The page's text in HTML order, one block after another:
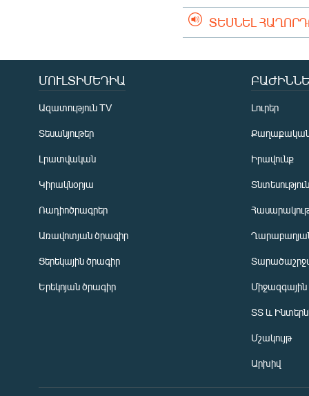
ՏԵՍՆԵԼ
ՄՈՒԼՏԻՄԵԴԻԱ
Ազատություն TV
Տեսանյութեր
Լրատվական
Կիրակնօրյա
Ռադիոծրագրեր
Առավոտյան ծրագիր
Ցերեկային ծրագիր
Երեկոյան ծրագիր
Լուրեր
Իրավունք
Տնտեսություն
Միջազգային
ՏՏ և
Մշակույթ
Արխիվ